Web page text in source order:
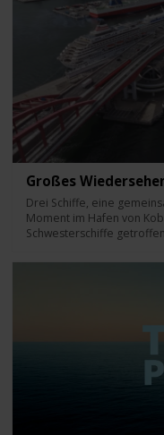
Großes
Drei Schiffe, eine
Moment im Hafen von
Schwesterschiffe